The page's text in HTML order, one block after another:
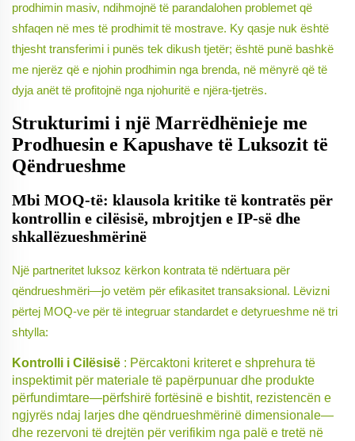
prodhimin masiv, ndihmojnë të parandalohen problemet që
shfaqen në mes të prodhimit të mostrave. Ky qasje nuk është
thjesht transferimi i punës tek dikush tjetër; është punë bashkë
me njerëz që e njohin prodhimin nga brenda, në mënyrë që të
dyja anët të profitojnë nga njohuritë e njëra-tjetrës.
Strukturimi i një Marrëdhënieje me
Prodhuesin e Kapushave të Luksozit të
Qëndrueshme
Mbi MOQ-të: klausola kritike të kontratës për
kontrollin e cilësisë, mbrojtjen e IP-së dhe
shkallëzueshmërinë
Një partneritet luksoz kërkon kontrata të ndërtuara për
qëndrueshmëri—jo vetëm për efikasitet transaksional. Lëvizni
përtej MOQ-ve për të integruar standardet e detyrueshme në tri
shtylla:
Kontrolli i Cilësisë : Përcaktoni kriteret e shprehura të
inspektimit për materiale të papërpunuar dhe produkte
përfundimtare—përfshirë fortësinë e bishtit, rezistencën e
ngjyrës ndaj larjes dhe qëndrueshmërinë dimensionale—
dhe rezervoni të drejtën për verifikim nga palë e tretë në